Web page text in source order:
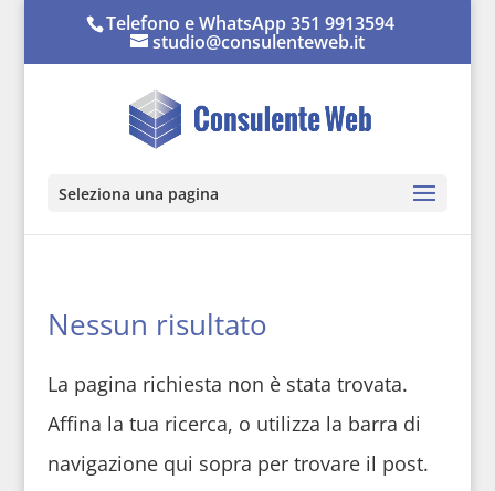
Telefono e WhatsApp 351 9913594
studio@consulenteweb.it
Seleziona una pagina
Nessun risultato
La pagina richiesta non è stata trovata.
Affina la tua ricerca, o utilizza la barra di
navigazione qui sopra per trovare il post.